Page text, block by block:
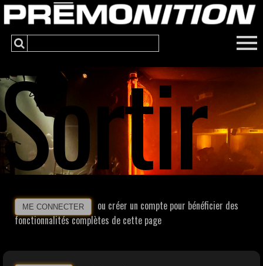
Sortir
ME CONNECTER
ou créer un compte pour bénéficier des
fonctionnalités complètes de cette page